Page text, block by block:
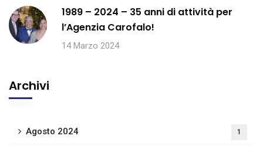
1989 – 2024 – 35 anni di attività per
l’Agenzia Carofalo!
14 Marzo 2024
Archivi
Agosto 2024 1